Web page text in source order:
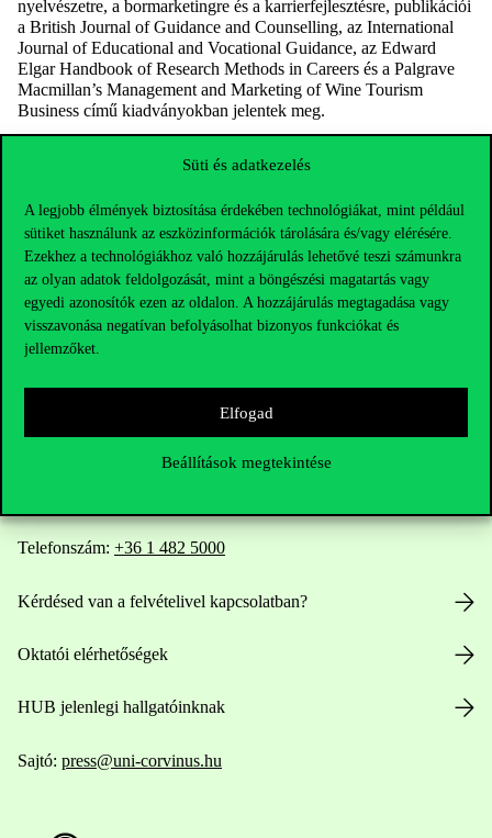
Süti és adatkezelés
A legjobb élmények biztosítása érdekében technológiákat, mint például
sütiket használunk az eszközinformációk tárolására és/vagy elérésére.
Ezekhez a technológiákhoz való hozzájárulás lehetővé teszi számunkra
az olyan adatok feldolgozását, mint a böngészési magatartás vagy
egyedi azonosítók ezen az oldalon. A hozzájárulás megtagadása vagy
visszavonása negatívan befolyásolhat bizonyos funkciókat és
jellemzőket.
Elfogad
Beállítások megtekintése
nyelvészetre, a bormarketingre és a karrierfejlesztésre, publikációi
a British Journal of Guidance and Counselling, az International
Journal of Educational and Vocational Guidance, az Edward
Elgar Handbook of Research Methods in Careers és a Palgrave
Macmillan’s Management and Marketing of Wine Tourism
Business című kiadványokban jelentek meg.
Telefonszám: +36 1 482 5000
Kérdésed van a felvételivel kapcsolatban?
Oktatói elérhetőségek
HUB jelenlegi hallgatóinknak
Sajtó: press@uni-corvinus.hu